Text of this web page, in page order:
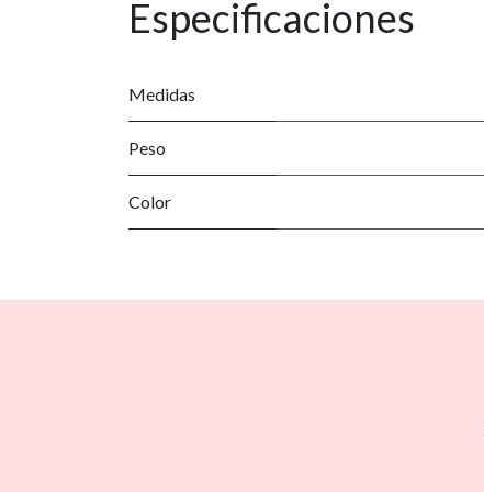
Especificaciones
Medidas
Peso
Color